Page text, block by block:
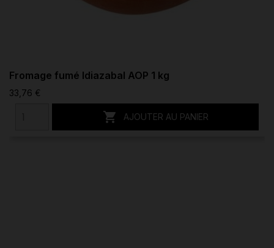
Fromage fumé Idiazabal AOP 1 kg
33,76 €
 AJOUTER AU PANIER